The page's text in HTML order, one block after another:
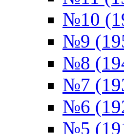
№10
№9
№8
№7
№6
№5